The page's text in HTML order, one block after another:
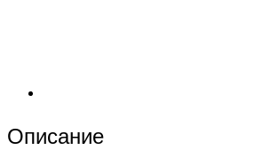
Описание